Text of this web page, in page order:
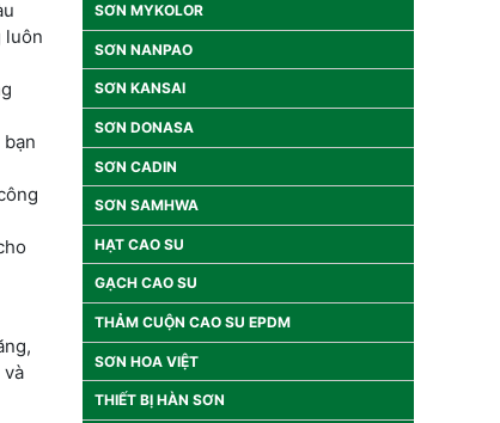
luôn
và
SƠN MYKOLOR
SƠN NANPAO
SƠN KANSAI
SƠN DONASA
SƠN CADIN
SƠN SAMHWA
HẠT CAO SU
GẠCH CAO SU
THẢM CUỘN CAO SU EPDM
SƠN HOA VIỆT
THIẾT BỊ HÀN SƠN